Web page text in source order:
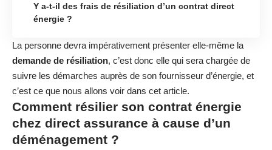
Y a-t-il des frais de résiliation d’un contrat direct
énergie ?
La personne devra impérativement présenter elle-même la
demande de résiliation, c’est donc elle qui sera chargée de
suivre les démarches auprès de son fournisseur d’énergie, et
c’est ce que nous allons voir dans cet article.
Comment résilier son contrat énergie
chez direct assurance à cause d’un
déménagement ?